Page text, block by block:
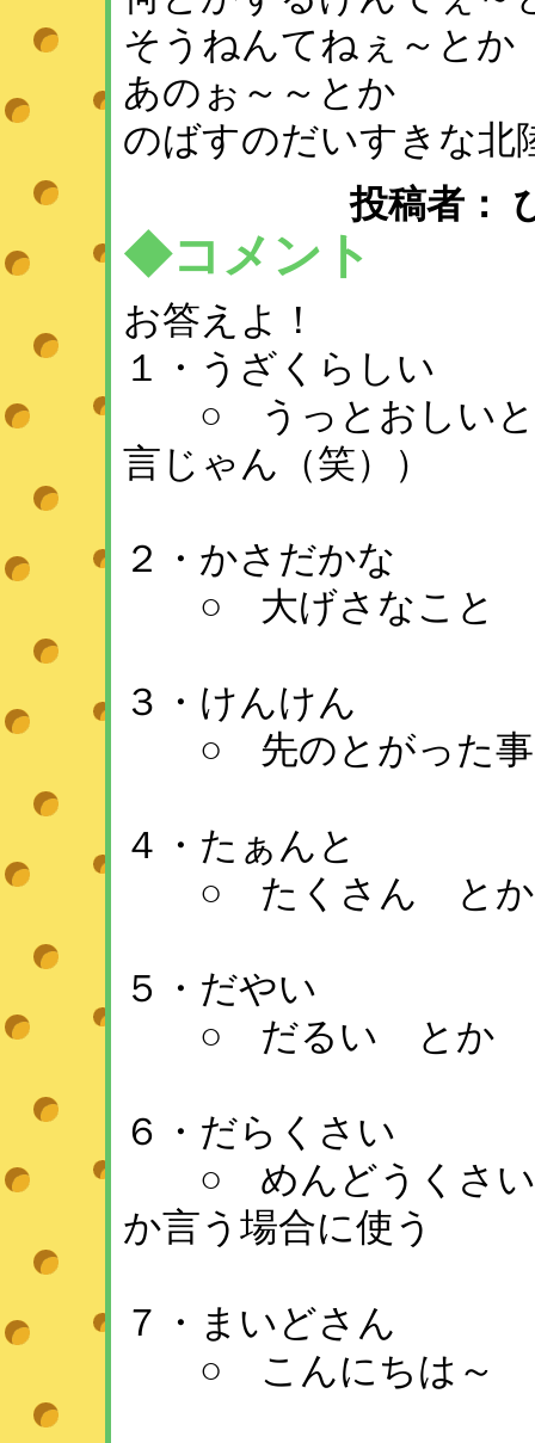
そうねんてねぇ～とか
あのぉ～～とか
のばすのだいすきな北
投稿者：
◆コメント
お答えよ！
１・うざくらしい
○ うっとおしいと
言じゃん（笑））
２・かさだかな
○ 大げさなこと
３・けんけん
○ 先のとがった事
４・たぁんと
○ たくさん とか
５・だやい
○ だるい とか
６・だらくさい
○ めんどうくさい
か言う場合に使う
７・まいどさん
○ こんにちは～